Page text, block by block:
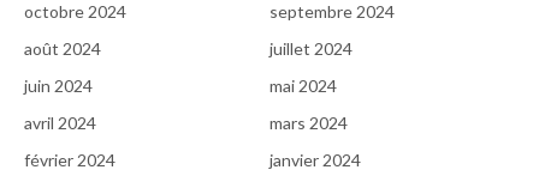
octobre 2024
septembre 2024
août 2024
juillet 2024
juin 2024
mai 2024
avril 2024
mars 2024
février 2024
janvier 2024